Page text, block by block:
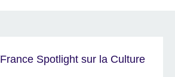
Spotlight sur la Culture